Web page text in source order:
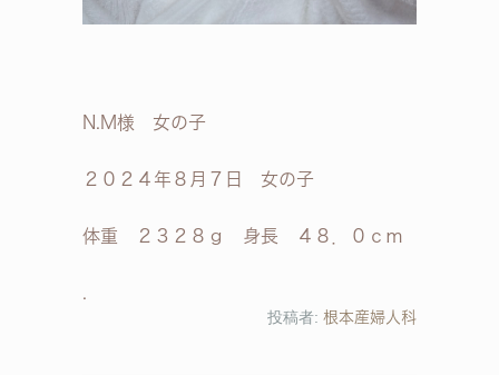
N.M様 女の子
２０２４年８月７日 女の子
体重 ２３２８ｇ 身長 ４８．０ｃｍ
投稿者: 根本産婦人科